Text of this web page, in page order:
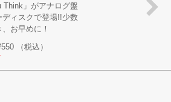
Think」がアナログ盤
ディスクで登場!!少数
お早めに！
（税込）